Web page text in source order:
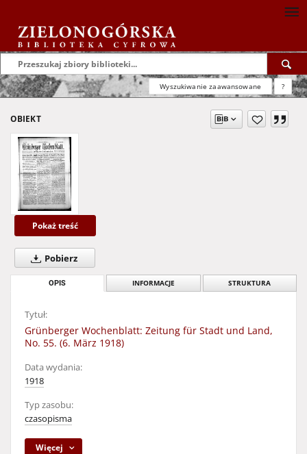
Wyszukiwanie zaawansowane ?
OBIEKT
Pokaż treść
Pobierz
OPIS INFORMACJE STRUKTURA
Tytuł:
Grünberger Wochenblatt: Zeitung für Stadt und Land,
No. 55. (6. März 1918)
Data wydania:
1918
Typ zasobu:
czasopisma
Więcej